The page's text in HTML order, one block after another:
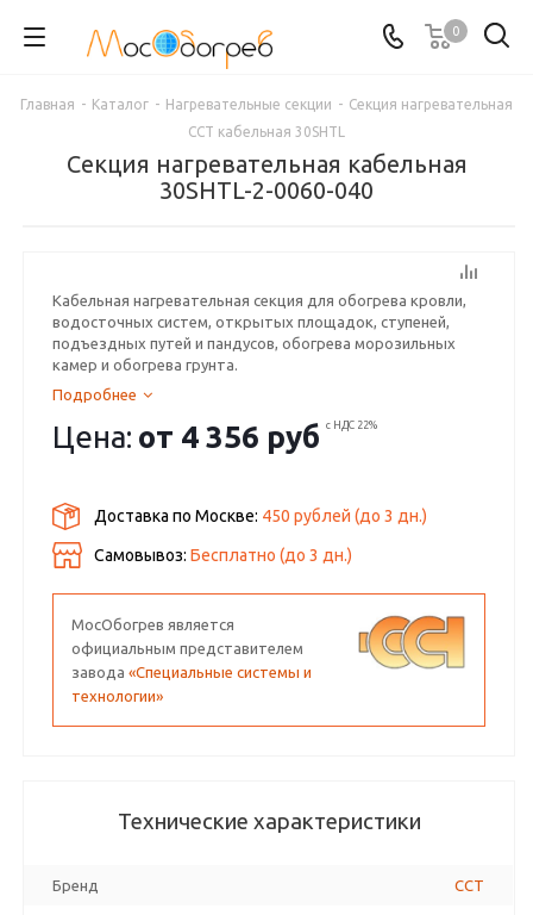
0
Главная - Каталог - Нагревательные секции - Секция нагревательная
ССТ кабельная 30SHTL
Секция нагревательная кабельная
30SHTL-2-0060-040
Кабельная нагревательная секция для обогрева кровли,
водосточных систем, открытых площадок, ступеней,
подъездных путей и пандусов, обогрева морозильных
камер и обогрева грунта.
Подробнее
Цена: от 4 356 руб с НДС 22%
Доставка по Москве: 450 рублей (до3 дн.)
Самовывоз:Бесплатно (до3 дн.)
МосОбогрев является
официальным представителем
завода«Специальные системы и
технологии»
Технические характеристики
Бренд ССТ